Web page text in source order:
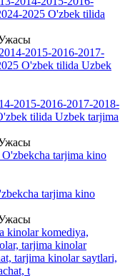
2025 O'zbek tilida
2015-2016-2017-2018-
tilida Uzbek tarjima
tarjima kino